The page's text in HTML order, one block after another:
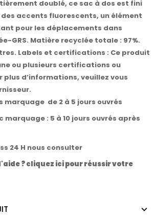
doublé, ce sac à dos est fini
accents fluorescents, un élément
pour les déplacements dans
GRS. Matière recyclée totale : 97%.
Labels et certifications : Ce produit
ou plusieurs certifications ou
plus d’informations, veuillez vous
marquage de 2 à 5 jours ouvrés
: 5 à 10 jours ouvrés après
24 H nous consulter
? cliquez ici pour réussir votre